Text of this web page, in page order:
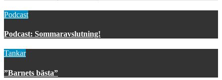
Podcast
Podcast: Sommaravslutning!
Tankar
”Barnets bästa”